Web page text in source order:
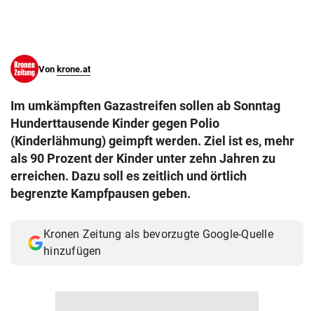
Von krone.at
Im umkämpften Gazastreifen sollen ab Sonntag
Hunderttausende Kinder gegen Polio
(Kinderlähmung) geimpft werden. Ziel ist es, mehr
als 90 Prozent der Kinder unter zehn Jahren zu
erreichen. Dazu soll es zeitlich und örtlich
begrenzte Kampfpausen geben.
Kronen Zeitung als bevorzugte Google-Quelle
hinzufügen